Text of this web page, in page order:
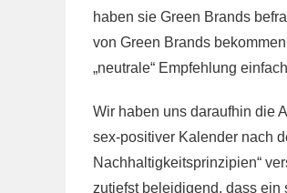
haben sie Green Brands
von Green Brands
„neutrale“ Empfehlung
Wir haben uns daraufhin die
sex-positiver Kalender nach
Nachhaltigkeitsprinzipien“
zutiefst beleidigend, dass